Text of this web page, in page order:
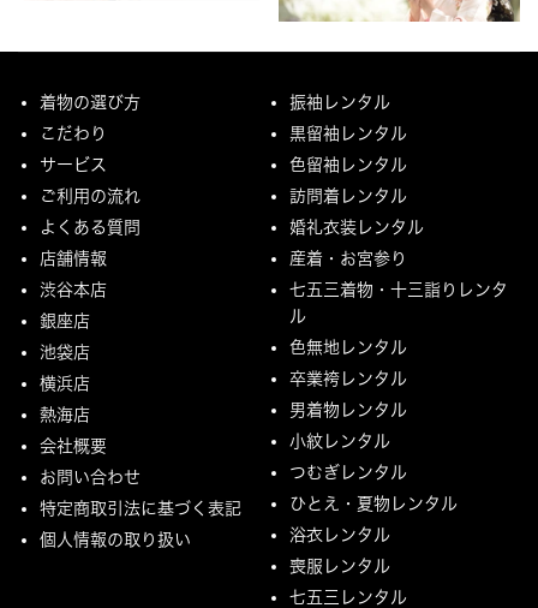
着物の選び方
こだわり
サービス
ご利用の流れ
よくある質問
店舗情報
渋谷本店
銀座店
池袋店
横浜店
熱海店
会社概要
お問い合わせ
特定商取引法に基づく表記
個人情報の取り扱い
振袖レンタル
黒留袖レンタル
色留袖レンタル
訪問着レンタル
婚礼衣装レンタル
産着・お宮参り
七五三着物・十三詣りレンタ
ル
色無地レンタル
卒業袴レンタル
男着物レンタル
小紋レンタル
つむぎレンタル
ひとえ・夏物レンタル
浴衣レンタル
喪服レンタル
七五三レンタル